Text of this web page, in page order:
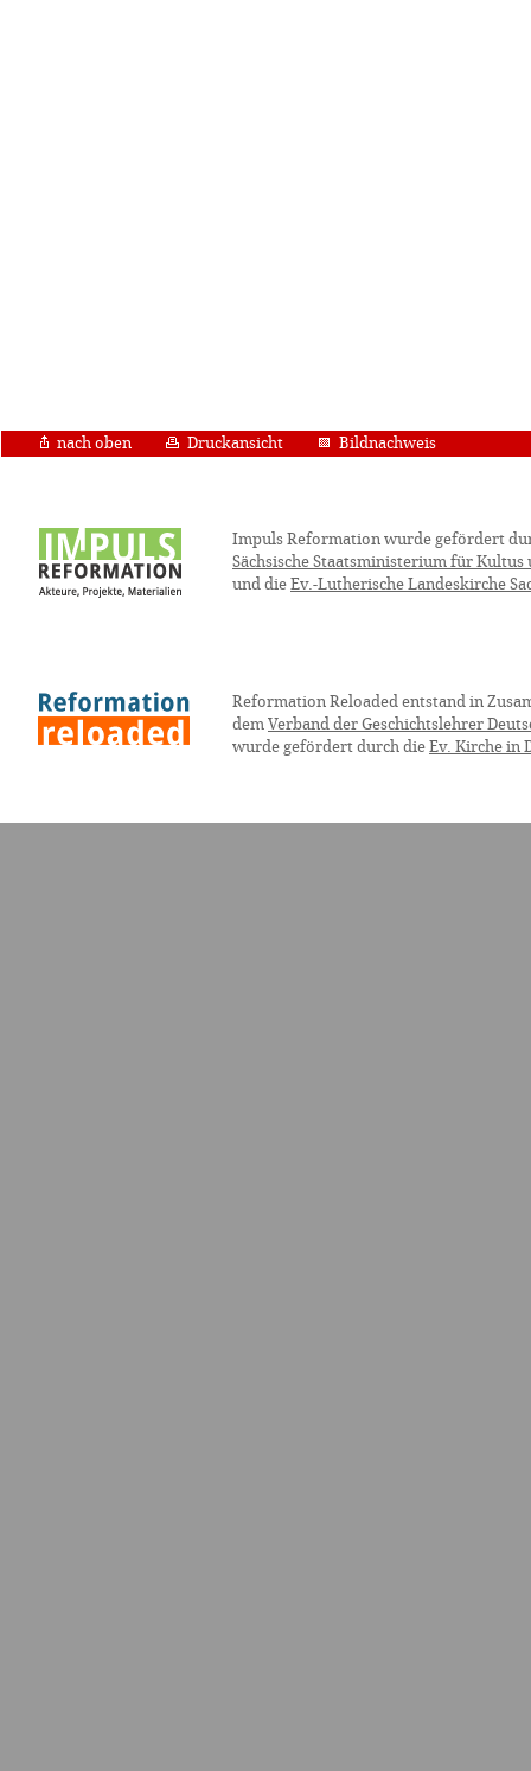
nach oben Druckansicht Bildnachweis
Impuls Reformation wurde gefördert
Sächsische Staatsministerium für Kultus
und die Ev.-Lutherische Landeskirche
Reformation Reloaded entstand in
dem Verband der Geschichtslehrer
wurde gefördert durch die Ev. Kirche in